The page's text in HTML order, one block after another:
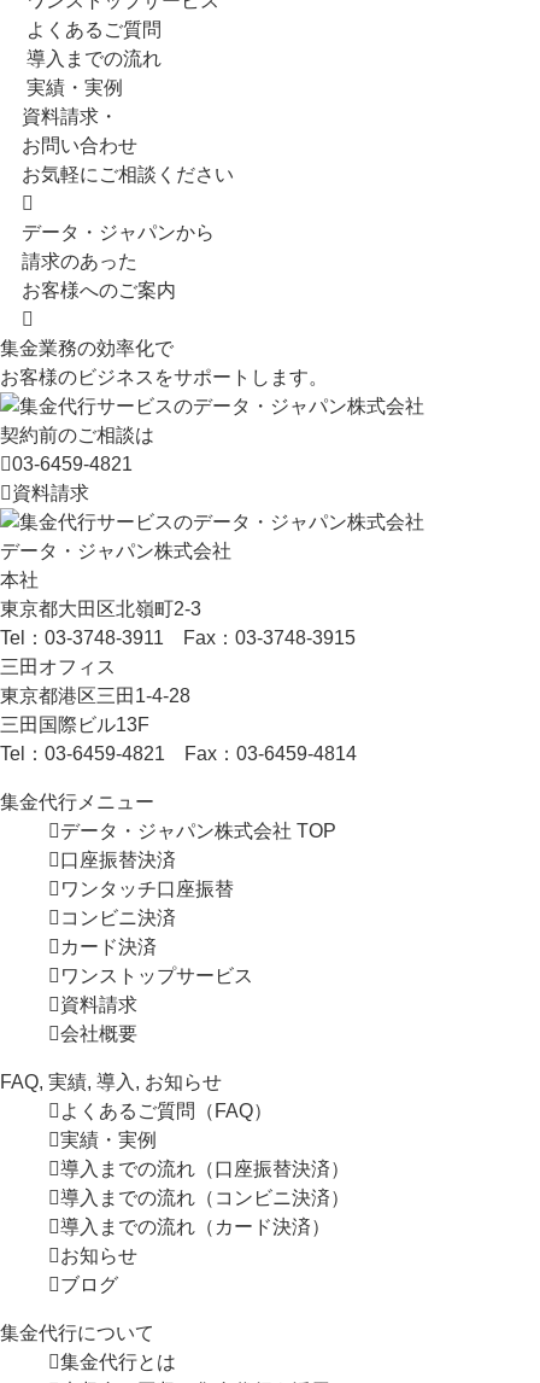
よくあるご質問
導入までの流れ
実績・実例
資料請求・
お問い合わせ
お気軽にご相談ください
データ・ジャパンから
請求のあった
お客様へのご案内
集金業務の効率化で
お客様のビジネスをサポートします。
契約前のご相談は
03-6459-4821
資料請求
データ・ジャパン株式会社
本社
東京都大田区北嶺町2-3
Tel： 03-3748-3911 Fax：03-3748-3915
三田オフィス
東京都港区三田1-4-28
三田国際ビル13F
Tel： 03-6459-4821 Fax：03-6459-4814
集金代行メニュー
データ・ジャパン株式会社 TOP
口座振替決済
ワンタッチ口座振替
コンビニ決済
カード決済
ワンストップサービス
資料請求
会社概要
FAQ, 実績, 導入, お知らせ
よくあるご質問（FAQ）
実績・実例
導入までの流れ（口座振替決済）
導入までの流れ（コンビニ決済）
導入までの流れ（カード決済）
お知らせ
ブログ
集金代行について
集金代行とは